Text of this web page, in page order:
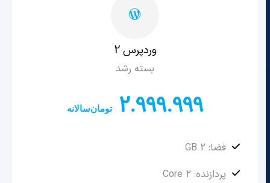
وردپرس 2
بسته رشد
2.999.999 تومانسالانه
فضا: 2 GB
پردازنده: 2 Core